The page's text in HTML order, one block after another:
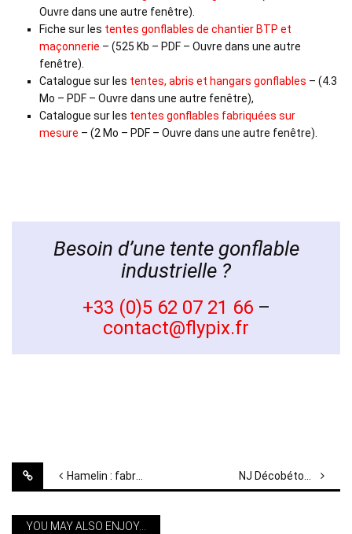
Ouvre dans une autre fenêtre).
Fiche sur les tentes gonflables de chantier BTP et
maçonnerie – (525 Kb – PDF – Ouvre dans une autre
fenêtre).
Catalogue sur les tentes, abris et hangars gonflables – (4.3
Mo – PDF – Ouvre dans une autre fenêtre),
Catalogue sur les tentes gonflables fabriquées sur
mesure – (2 Mo – PDF – Ouvre dans une autre fenêtre).
Besoin d’une tente gonflable
industrielle ?
+33 (0)5 62 07 21 66–
contact@flypix.fr
Post
navigation
Hamelin : fabrication sur mesure d’un abri gonflable industriel parallélépipédique NJ Décobéton : abri chantier piscine en 2 modules 6 x 6 x 2.5 m, air captif
YOU MAY ALSO ENJOY...